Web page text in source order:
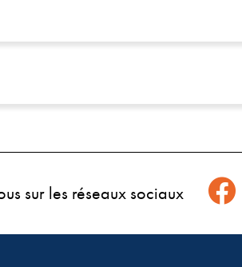
sur les réseaux sociaux